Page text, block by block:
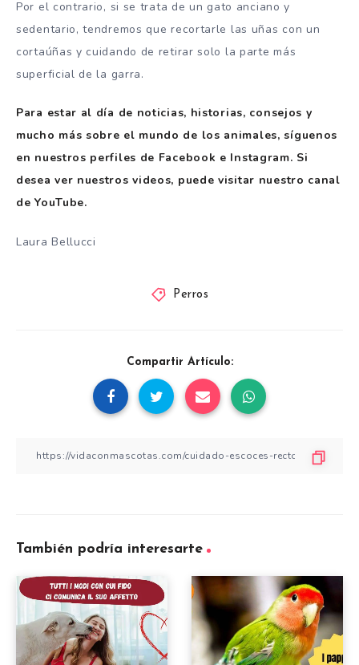
Por el contrario, si se trata de un gato anciano y
sedentario, tendremos que recortarle las uñas con un
cortaúñas y cuidando de retirar solo la parte más
superficial de la garra.
Para estar al día de noticias, historias, consejos y
mucho más sobre el mundo de los animales, síguenos
en nuestros perfiles de Facebook e Instagram. Si
desea ver nuestros videos, puede visitar nuestro canal
de YouTube.
Laura Bellucci
Perros
Compartir Artículo:
También podría interesarte